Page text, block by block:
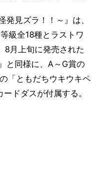
発見ズラ！！～』は、
級全18種とラストワ
8月上旬に発売された
と同様に、A～G賞の
「ともだちウキウキペ
ドダスが付属する。